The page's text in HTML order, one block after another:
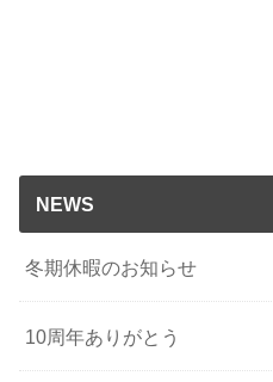
NEWS
冬期休暇のお知らせ
10周年ありがとう